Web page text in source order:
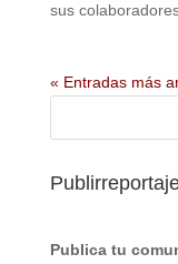
sus
« Entradas más
Publica tu